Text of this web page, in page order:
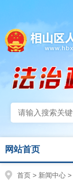
网站首页
首页 > 新闻中心 >